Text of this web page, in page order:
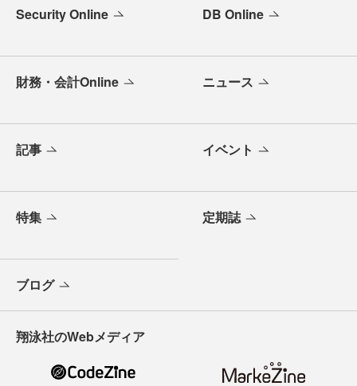
Security Online DB Online
財務・会計Online ニュース
記事 イベント
特集 定期誌
ブログ
翔泳社のWebメディア